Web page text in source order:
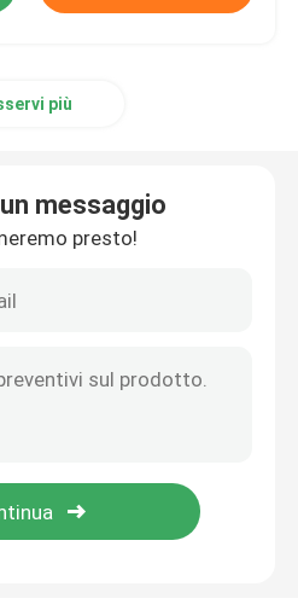
più
messaggio
presto!